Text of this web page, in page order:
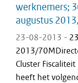
werknemers;
augustus
23-08-2013 -
2013/
Cluster
heeft het